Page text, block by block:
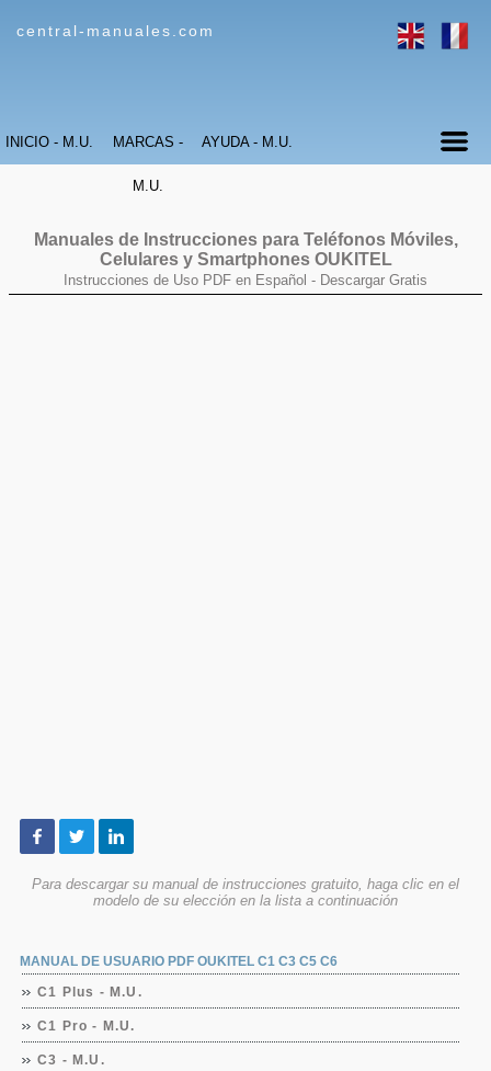
central-manuales.com
INICIO - M.U. MARCAS -
M.U.
AYUDA - M.U.
Manuales de Instrucciones para Teléfonos Móviles,
Celulares y Smartphones OUKITEL
Instrucciones de Uso PDF en Español - Descargar Gratis
Para descargar su manual de instrucciones gratuito, haga clic en el
modelo de su elección en la lista a continuación
MANUAL DE USUARIO PDF OUKITEL C1 C3 C5 C6
C1 Plus - M.U.
C1 Pro - M.U.
C3 - M.U.